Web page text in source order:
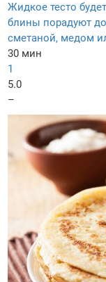
Жидкое тесто
блины порадуют
сметаной, медом
30 мин
1
5.0
–